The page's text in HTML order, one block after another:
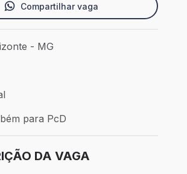
Compartilhar vaga
Belo Horizonte - MG
- MG
Efetivo
Presencial
para PcD
para PcD
DA VAGA